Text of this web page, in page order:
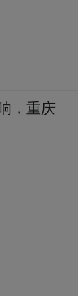
，重庆